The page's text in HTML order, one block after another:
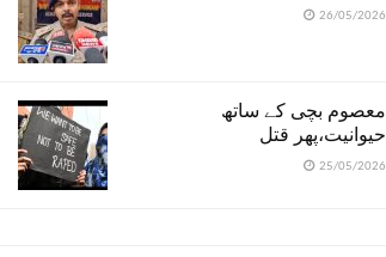
26/05/2026
معصوم بچی کے ساتھ
حیوانیت،پھر قتل
25/05/2026